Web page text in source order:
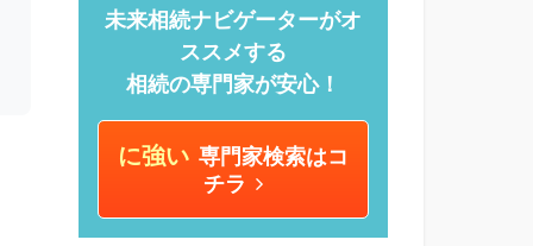
未来相続ナビゲーターがオ
ススメする
相続の専門家が安心！
に強い 専門家検索はコ
チラ